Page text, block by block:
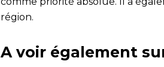
région.
A voir également